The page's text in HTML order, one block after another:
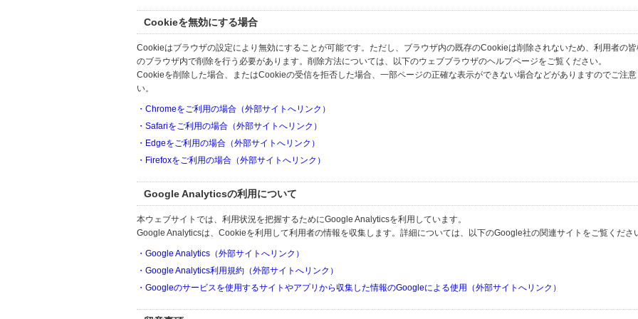
Cookieを無効にする場合
Cookieはブラウザの設定により無効にすることが可能です。ただし、ブラウザ内の既存のCookieは削除されないため、利用者の
のブラウザ内で削除を行う必要があります。削除方法については、以下のウェブブラウザのヘルプページをご覧ください。
Cookieを削除した場合、またはCookieの受信を拒否した場合、一部ページの正確な表示ができない場合などがありますのでご注意
い。
・Chromeをご利用の場合（外部サイトへリンク）
・Safariをご利用の場合（外部サイトへリンク）
・Edgeをご利用の場合（外部サイトへリンク）
・Firefoxをご利用の場合（外部サイトへリンク）
Google Analyticsの利用について
本ウェブサイトでは、利用状況を把握するためにGoogle Analyticsを利用しています。
Google Analyticsは、Cookieを利用して利用者の情報を収集します。詳細については、以下のGoogle社の関連サイトをご覧くださ
・Google Analytics（外部サイトへリンク）
・Google Analytics利用規約（外部サイトへリンク）
・Googleのサービスを使用するサイトやアプリから収集した情報のGoogleによる使用（外部サイトへリンク）